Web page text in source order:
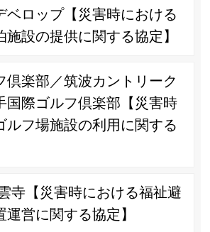
ベロップ【災害時における
施設の提供に関する協定】
倶楽部／筑波カントリーク
国際ゴルフ倶楽部【災害時
ルフ場施設の利用に関する
寺【災害時における福祉避
運営に関する協定】